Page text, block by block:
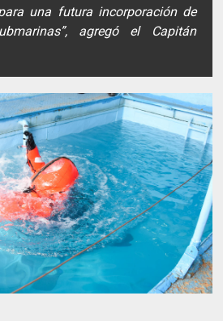
una futura incorporación de
agregó el Capitán